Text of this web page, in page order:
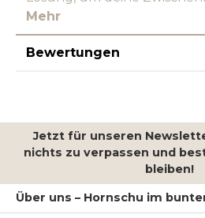
Mehr
Bewertungen
Jetzt für unseren
nichts zu verpassen und
bleiben!
Über uns – Hornschu im